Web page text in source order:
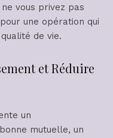
vous privez pas
une opération qui
de vie.
et Réduire
un
mutuelle, un